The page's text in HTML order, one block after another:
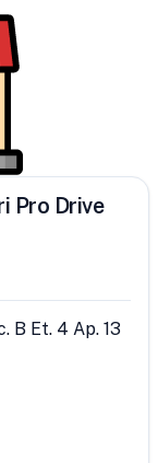
Pro Drive
B Et. 4 Ap. 13